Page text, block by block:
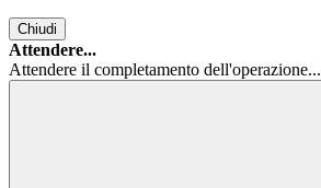
Chiudi
Attendere...
Attendere il completamento dell'operazione...